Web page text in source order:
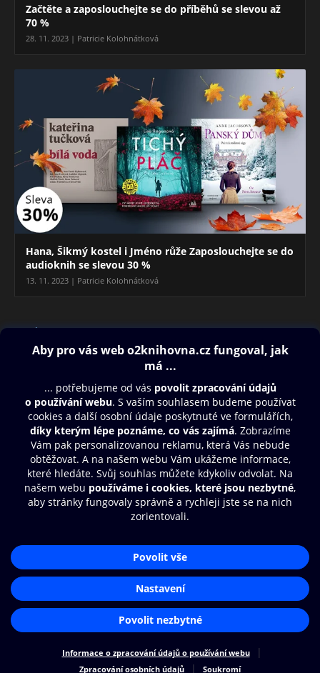
Začtěte a zaposlouchejte se do příběhů se slevou až
70 %
28. 11. 2023 | Patricie Kolohnátková
Hana, Šikmý kostel i Jméno růže Zaposlouchejte se do
audioknih se slevou 30 %
13. 11. 2023 | Patricie Kolohnátková
Blog
Obsah ke stažení
Moje O2 Knihovna
Další zábava
© O2 Czech Republic a.s.
Přístupnost
Zásady zpracování osobních údajů
Nastavení cookies
Aplikace O2 Knihovna
Čti a poslouchej své e-knihy a
audioknihy rychleji a pohodlněji.